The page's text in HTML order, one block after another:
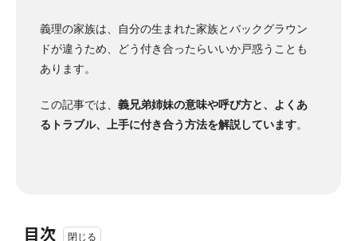
義理の家族は、自分の生まれた家族とバックグラウン
ドが違うため、どう付き合ったらいいか戸惑うことも
あります。
この記事では、 義兄弟姉妹の意味や呼び方と、よくあ
るトラブル、上手に付き合う方法を解説しています。
目次